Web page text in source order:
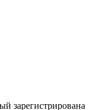
зарегистрирована